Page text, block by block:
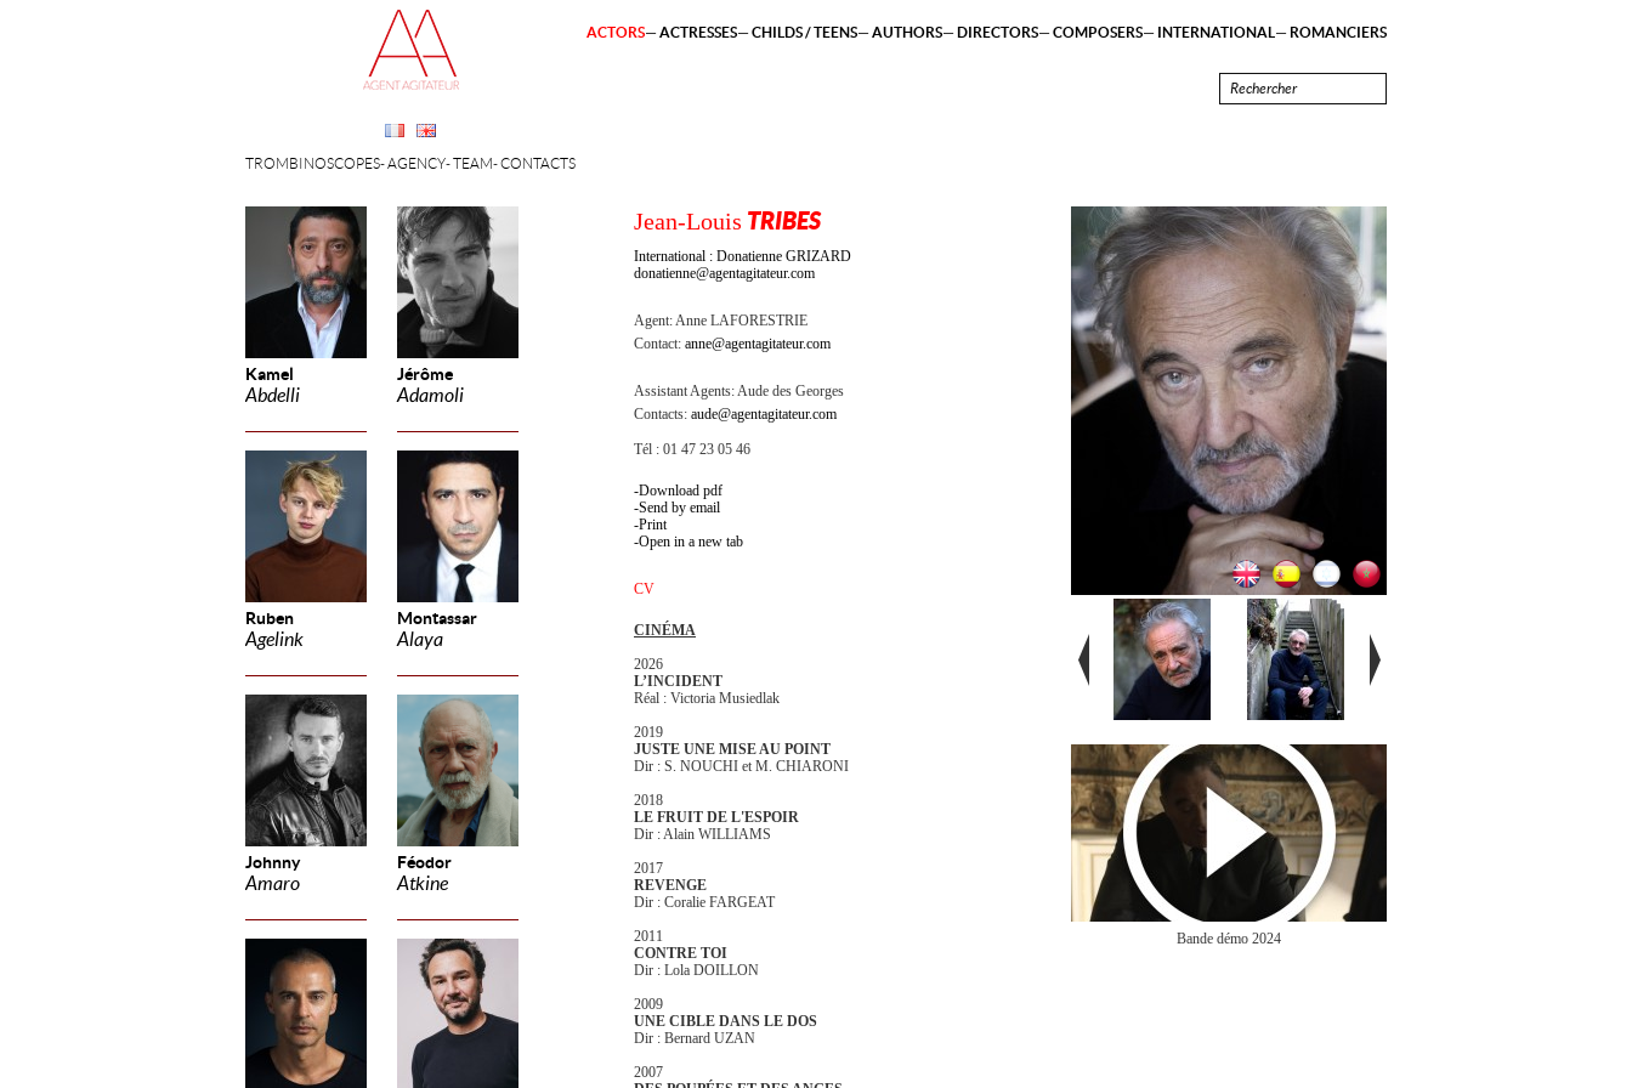
Kamel
Abdelli
Jérôme
Adamoli
Ruben
Agelink
Montassar
Alaya
Johnny
Amaro
Féodor
Atkine
TROMBINOSCOPES AGENCY TEAM CONTACTS
ACTORS ACTRESSES CHILDS / TEENS AUTHORS DIRECTORS COMPOSERS INTERNATIONAL ROMANCIERS
Jean-Louis TRIBES
International : Donatienne GRIZARD
donatienne@agentagitateur.com
Agent:Anne LAFORESTRIE
Contact: anne@agentagitateur.com
Assistant Agents:Aude des Georges
Contacts: aude@agentagitateur.com
Tél : 01 47 23 05 46
Download pdf
Send by email
Print
Open in a new tab
CV
CINÉMA
2026
L’INCIDENT
Réal : Victoria Musiedlak
2019
JUSTE UNE MISE AU POINT
Dir : S. NOUCHI et M. CHIARONI
2018
LE FRUIT DE L'ESPOIR
Dir : Alain WILLIAMS
2017
REVENGE
Dir : Coralie FARGEAT
2011
CONTRE TOI
Dir : Lola DOILLON
2009
UNE CIBLE DANS LE DOS
Dir : Bernard UZAN
2007
Bande démo 2024